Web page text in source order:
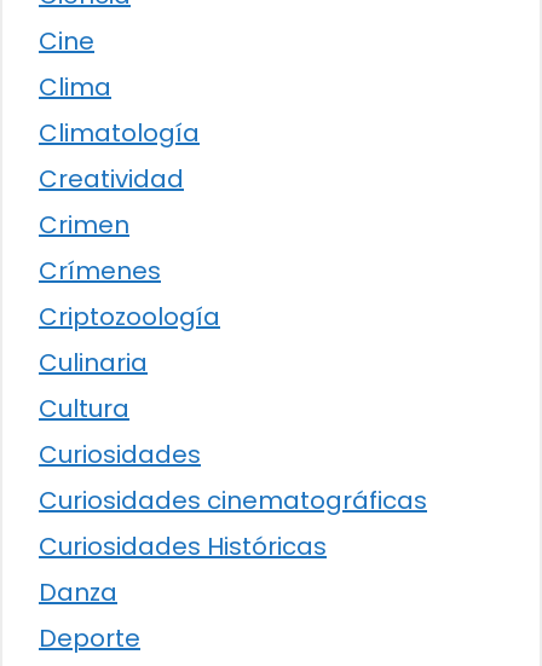
Cine
Clima
Climatología
Creatividad
Crimen
Crímenes
Criptozoología
Culinaria
Cultura
Curiosidades
Curiosidades cinematográficas
Curiosidades Históricas
Danza
Deporte